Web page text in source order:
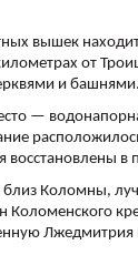
вышек
от
и башнями.
—
в
близ Коломны,
Коломенского
Лжедмитрия II.